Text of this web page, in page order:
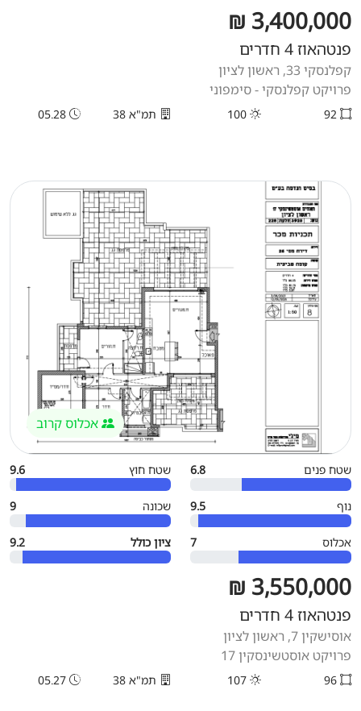
3,400,000 ₪
פנטהאוז 4 חדרים
קפלנסקי 33, ראשון לציון
פרויקט קפלנסקי - סימפוני
תמ"א 38
אכלוס קרוב
שטח פנים 6.8 שטח חוץ 9.6
נוף 9.5 שכונה 9
אכלוס 7 ציון כולל 9.2
3,550,000 ₪
פנטהאוז 4 חדרים
אוסישקין 7, ראשון לציון
פרויקט אוסטשינסקין 17
תמ"א 38